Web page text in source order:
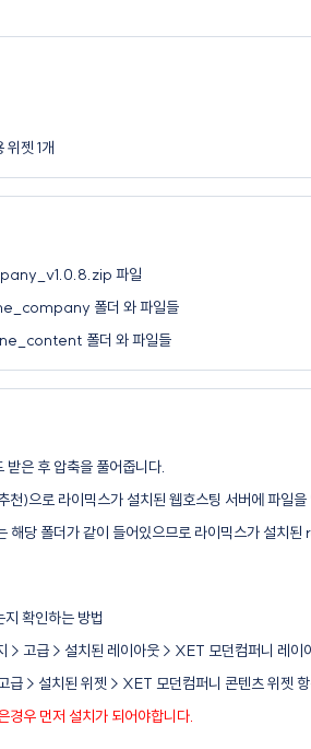
젯 1개
파일
폴더 와 파일들
폴더 와 파일들
받은 후 압축을 풀어줍니다.
천)으로 라이믹스가 설치된 웹호스팅 서버에 파일을
해당 폴더가 같이 들어있으므로 라이믹스가 설치
확인하는 방법
> 고급 > 설치된 레이아웃 > XET 모던컴퍼니 레이
급 > 설치된 위젯 > XET 모던컴퍼니 콘텐츠 위젯
우 먼저 설치가 되어야합니다.